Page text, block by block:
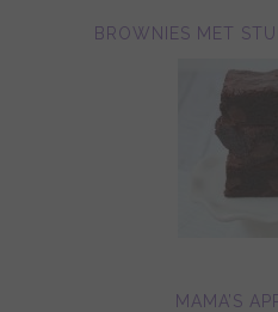
BROWNIES MET
MAMA’S